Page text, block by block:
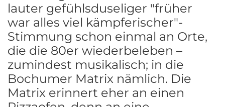
lauter gefühlsduseliger "früher
war alles viel kämpferischer"-
Stimmung schon einmal an Orte,
die die 80er wiederbeleben –
zumindest musikalisch; in die
Bochumer Matrix nämlich. Die
Matrix erinnert eher an einen